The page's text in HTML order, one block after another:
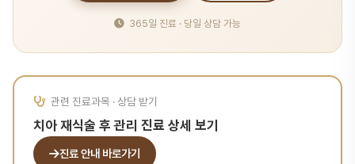
365일 진료 · 당일 상담 가능
관련 진료과목 · 상담 받기
치아 재식술 후 관리 진료 상세 보기
진료 안내 바로가기